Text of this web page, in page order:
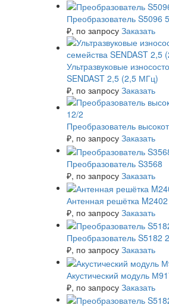
Преобразователь S5096
₽, по запросу Заказать
Ультразвуковые
SENDAST 2,5 (2,5 МГц)
₽, по запросу Заказать
Преобразователь
₽, по запросу Заказать
Преобразователь S3568
₽, по запросу Заказать
Антенная решётка M2402
₽, по запросу Заказать
Преобразователь S5182
₽, по запросу Заказать
Акустический модуль
₽, по запросу Заказать